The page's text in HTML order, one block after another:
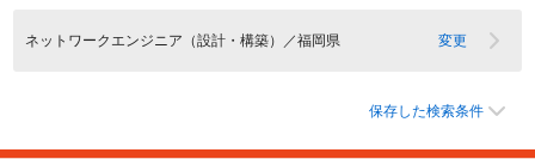
ネットワークエンジニア（設計・構築）／福岡県 変更
保存した検索条件